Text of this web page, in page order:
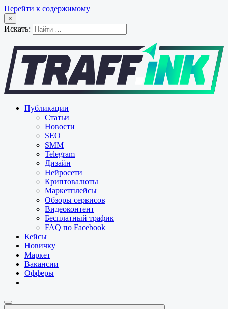
Перейти к содержимому
×
Искать:
Публикации
Статьи
Новости
SEO
SMM
Telegram
Дизайн
Нейросети
Криптовалюты
Маркетплейсы
Обзоры сервисов
Видеоконтент
Бесплатный трафик
FAQ по Facebook
Кейсы
Новичку
Маркет
Вакансии
Офферы